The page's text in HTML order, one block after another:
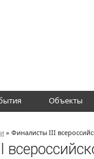
Объекты
» Финалисты III